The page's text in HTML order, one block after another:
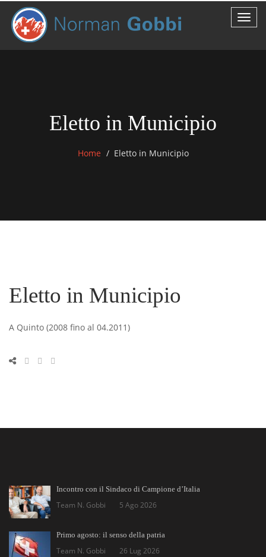
Eletto in Municipio
Home Eletto in Municipio
Eletto in Municipio
A Quinto (2008 fino al 04.2011)
Incontro con il Sindaco di Campione d’Italia
Team N. Gobbi 5 Ago 2026
Primo agosto: il senso della patria
Team N. Gobbi 26 Lug 2026